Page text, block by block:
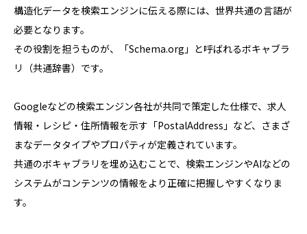
構造化データを検索エンジンに伝える際には、世界共通の言語が
必要となります。
その役割を担うものが、「Schema.org」と呼ばれるボキャブラ
リ（共通辞書）です。
Googleなどの検索エンジン各社が共同で策定した仕様で、求人
情報・レシピ・住所情報を示す「PostalAddress」など、さまざ
まなデータタイプやプロパティが定義されています。
共通のボキャブラリを埋め込むことで、検索エンジンやAIなどの
システムがコンテンツの情報をより正確に把握しやすくなりま
す。